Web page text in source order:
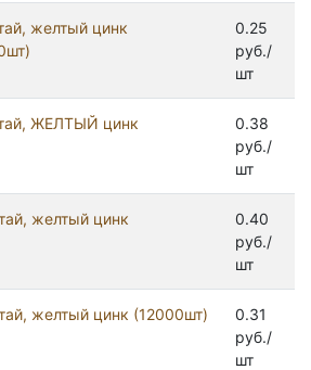
желтый цинк
0.25
руб./
шт
ЖЕЛТЫЙ цинк
0.38
руб./
шт
желтый цинк
0.40
руб./
шт
желтый цинк (12000шт)
0.31
руб./
шт